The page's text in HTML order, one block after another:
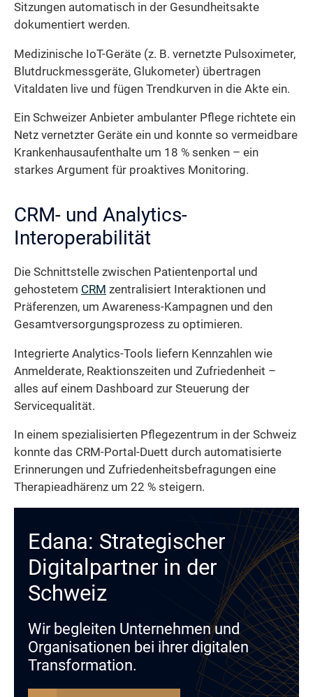
Sitzungen automatisch in der Gesundheitsakte
dokumentiert werden.
Medizinische IoT-Geräte (z. B. vernetzte Pulsoximeter,
Blutdruckmessgeräte, Glukometer) übertragen
Vitaldaten live und fügen Trendkurven in die Akte ein.
Ein Schweizer Anbieter ambulanter Pflege richtete ein
Netz vernetzter Geräte ein und konnte so vermeidbare
Krankenhausaufenthalte um 18 % senken – ein
starkes Argument für proaktives Monitoring.
CRM- und Analytics-
Interoperabilität
Die Schnittstelle zwischen Patientenportal und
gehostetem CRM zentralisiert Interaktionen und
Präferenzen, um Awareness-Kampagnen und den
Gesamtversorgungsprozess zu optimieren.
Integrierte Analytics-Tools liefern Kennzahlen wie
Anmelderate, Reaktionszeiten und Zufriedenheit –
alles auf einem Dashboard zur Steuerung der
Servicequalität.
In einem spezialisierten Pflegezentrum in der Schweiz
konnte das CRM-Portal-Duett durch automatisierte
Erinnerungen und Zufriedenheitsbefragungen eine
Therapieadhärenz um 22 % steigern.
Edana: Strategischer
Digitalpartner in der
Schweiz
Wir begleiten Unternehmen und
Organisationen bei ihrer digitalen
Transformation.